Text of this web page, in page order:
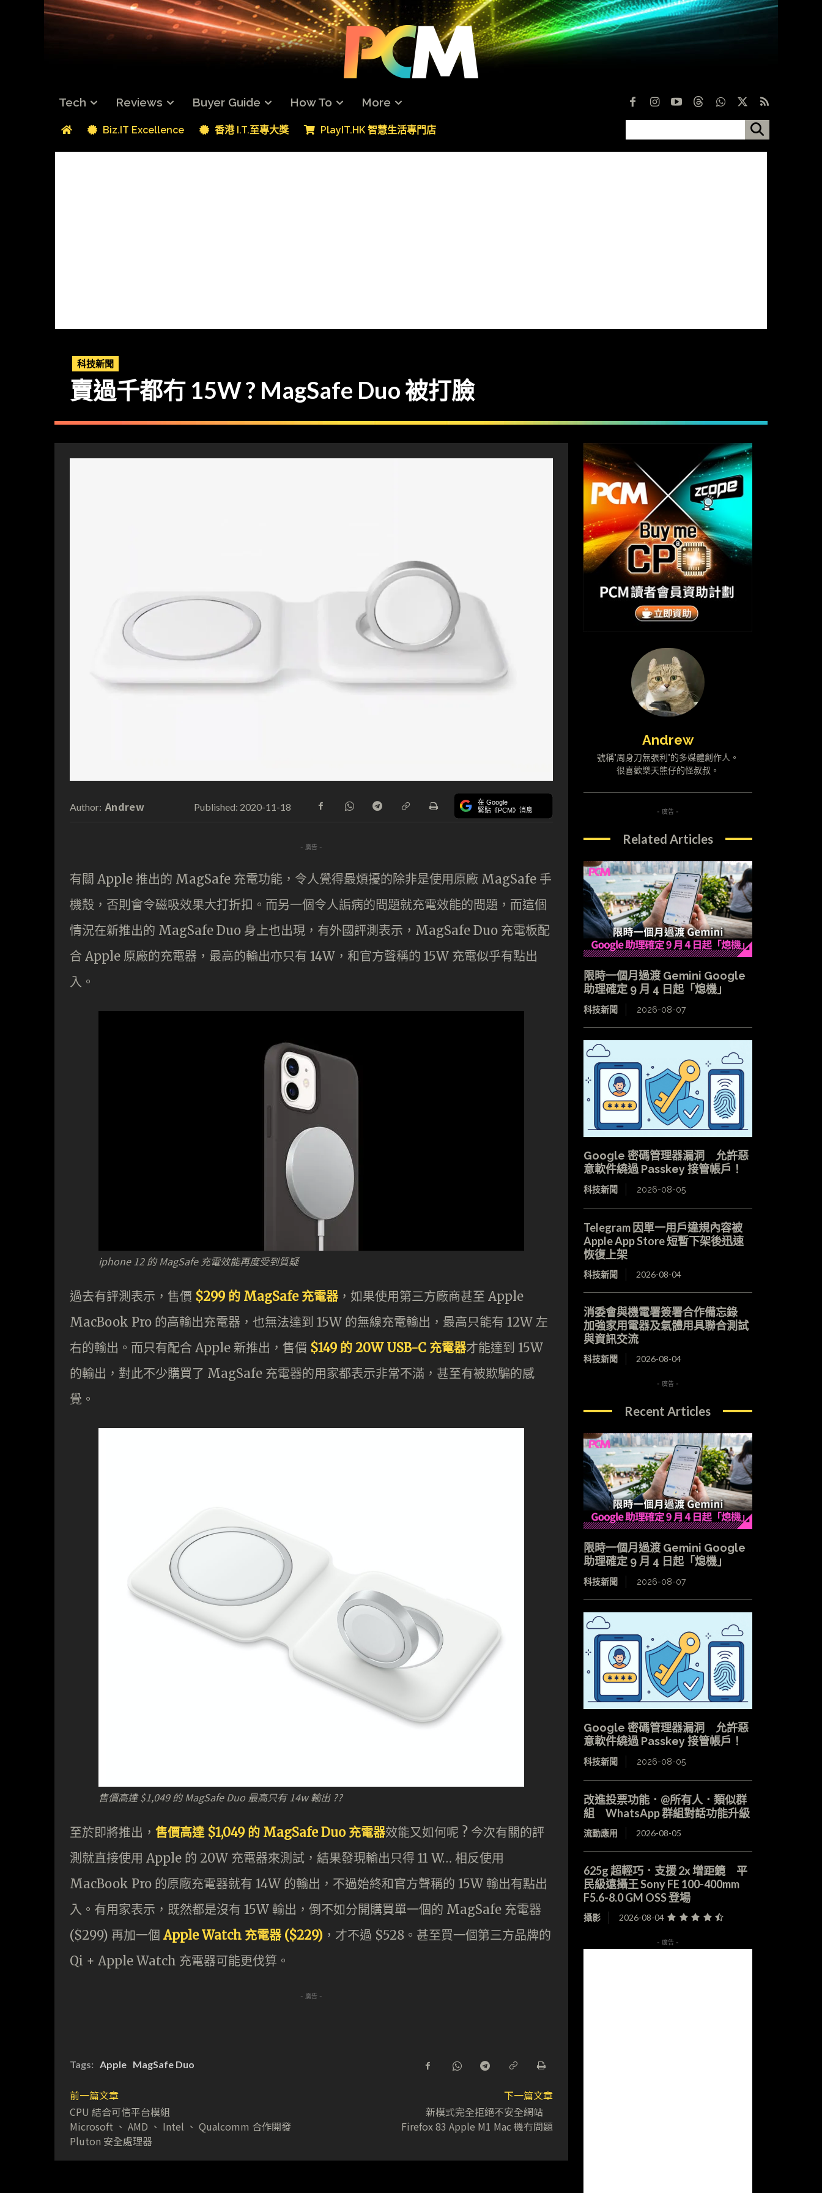
Tech Reviews Buyer Guide How To More
Biz.IT Excellence 香港 I.T.至專大獎 PlayIT.HK 智慧生活專門店
科技新聞
賣過千都冇 15W ? MagSafe Duo 被打臉
Author: Andrew Published: 2020-11-18 在 Google
緊貼《PCM》消息
- 廣告 -
有關 Apple 推出的 MagSafe 充電功能，令人覺得最煩擾的除非是使用原廠 MagSafe 手
機殼，否則會令磁吸效果大打折扣。而另一個令人詬病的問題就充電效能的問題，而這個
情況在新推出的 MagSafe Duo 身上也出現，有外國評測表示，MagSafe Duo 充電板配
合 Apple 原廠的充電器，最高的輸出亦只有 14W，和官方聲稱的 15W 充電似乎有點出
入。
iphone 12 的 MagSafe 充電效能再度受到質疑
過去有評測表示，售價 $299 的 MagSafe 充電器 ，如果使用第三方廠商甚至 Apple
MacBook Pro 的高輸出充電器，也無法達到 15W 的無線充電輸出，最高只能有 12W 左
右的輸出。而只有配合 Apple 新推出，售價 $149 的 20W USB-C 充電器才能達到 15W
的輸出，對此不少購買了 MagSafe 充電器的用家都表示非常不滿，甚至有被欺騙的感
覺。
售價高達 $1,049 的 MagSafe Duo 最高只有 14w 輸出 ??
至於即將推出， 售價高達 $1,049 的 MagSafe Duo 充電器效能又如何呢 ? 今次有關的評
測就直接使用 Apple 的 20W 充電器來測試，結果發現輸出只得 11 W… 相反使用
MacBook Pro 的原廠充電器就有 14W 的輸出，不過始終和官方聲稱的 15W 輸出有點出
入。有用家表示，既然都是沒有 15W 輸出，倒不如分開購買單一個的 MagSafe 充電器
($299) 再加一個 Apple Watch 充電器 ($229) ，才不過 $528。甚至買一個第三方品牌的
Qi + Apple Watch 充電器可能更伐算。
- 廣告 -
Tags: Apple MagSafe Duo
前一篇文章
CPU 結合可信平台模組
Microsoft 、 AMD 、 Intel 、 Qualcomm 合作開發
Pluton 安全處理器
下一篇文章
新模式完全拒絕不安全網站
Firefox 83 Apple M1 Mac 機冇問題
Andrew
號稱"周身刀無張利"的多媒體創作人。
很喜歡樂天熊仔的怪叔叔。
- 廣告 -
Related Articles
限時一個月過渡 Gemini Google
助理確定 9 月 4 日起「熄機」
科技新聞 2026-08-07
Google 密碼管理器漏洞 允許惡
意軟件繞過 Passkey 接管帳戶！
科技新聞 2026-08-05
Telegram 因單一用戶違規內容被
Apple App Store 短暫下架後迅速
恢復上架
科技新聞 2026-08-04
消委會與機電署簽署合作備忘錄
加強家用電器及氣體用具聯合測試
與資訊交流
科技新聞 2026-08-04
- 廣告 -
Recent Articles
限時一個月過渡 Gemini Google
助理確定 9 月 4 日起「熄機」
科技新聞 2026-08-07
Google 密碼管理器漏洞 允許惡
意軟件繞過 Passkey 接管帳戶！
科技新聞 2026-08-05
改進投票功能．@所有人．類似群
組 WhatsApp 群組對話功能升級
流動應用 2026-08-05
625g 超輕巧．支援 2x 增距鏡 平
民級遠攝王 Sony FE 100-400mm
F5.6-8.0 GM OSS 登場
攝影 2026-08-04
- 廣告 -